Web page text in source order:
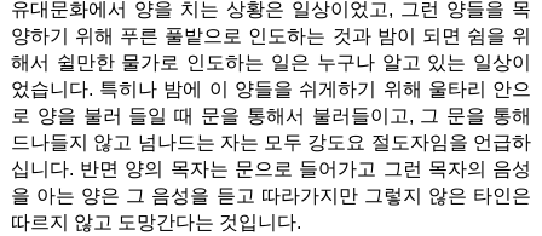
유대문화에서 양을 치는 상황은 일상이었고, 그런 양들을 목
양하기 위해 푸른 풀밭으로 인도하는 것과 밤이 되면 쉼을 위
해서 쉴만한 물가로 인도하는 일은 누구나 알고 있는 일상이
었습니다. 특히나 밤에 이 양들을 쉬게하기 위해 울타리 안으
로 양을 불러 들일 때 문을 통해서 불러들이고, 그 문을 통해
드나들지 않고 넘나드는 자는 모두 강도요 절도자임을 언급하
십니다. 반면 양의 목자는 문으로 들어가고 그런 목자의 음성
을 아는 양은 그 음성을 듣고 따라가지만 그렇지 않은 타인은
따르지 않고 도망간다는 것입니다.